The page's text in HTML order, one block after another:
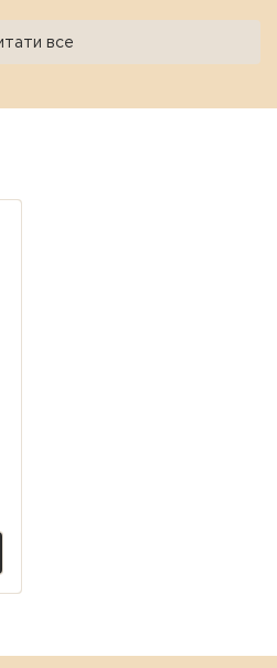
енергії та
Як значущий амулет,
душевний спокій та
смарагд.
мм.
все